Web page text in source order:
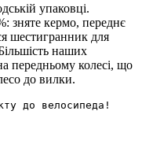
упаковці.
зняте кермо, переднє
шестигранник для
наших
передньому колесі, що
до вилки.